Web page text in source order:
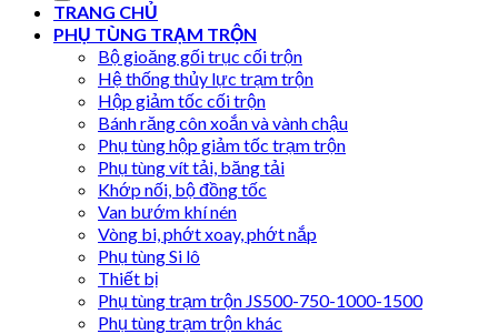
TRANG CHỦ
PHỤ TÙNG TRẠM TRỘN
Bộ gioăng gối trục cối trộn
Hệ thống thủy lực trạm trộn
Hộp giảm tốc cối trộn
Bánh răng côn xoắn và vành chậu
Phụ tùng hộp giảm tốc trạm trộn
Phụ tùng vít tải, băng tải
Khớp nối, bộ đồng tốc
Van bướm khí nén
Vòng bi, phớt xoay, phớt nắp
Phụ tùng Si lô
Thiết bị
Phụ tùng trạm trộn JS500-750-1000-1500
Phụ tùng trạm trộn khác